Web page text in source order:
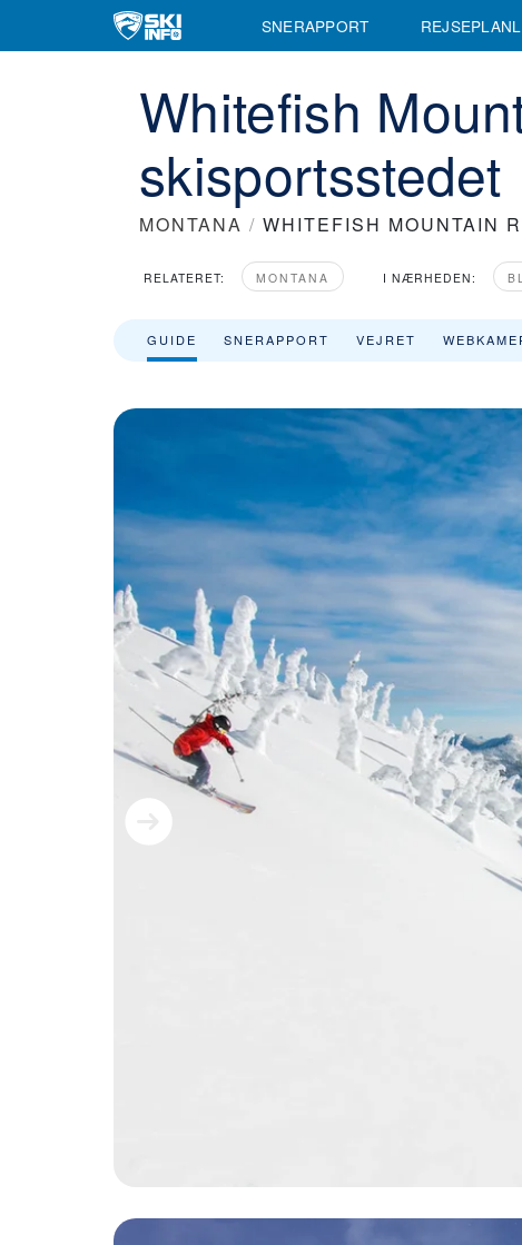
SNERAPPORT
Whitefish
skisportsstedet
MONTANA / WHITEFISH MOUNTAIN
RELATERET: MONTANA I NÆRHEDEN:
GUIDE SNERAPPORT VEJRET